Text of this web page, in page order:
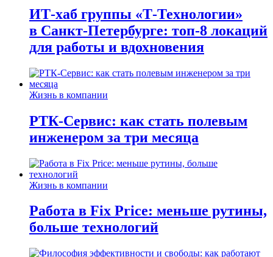
ИТ-хаб группы «Т-Технологии»
в Санкт-Петербурге: топ-8 локаций
для работы и вдохновения
Жизнь в компании
РТК-Сервис: как стать полевым
инженером за три месяца
Жизнь в компании
Работа в Fix Price: меньше рутины,
больше технологий